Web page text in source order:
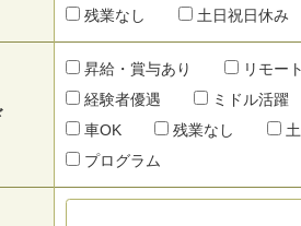
残業なし 土日祝日休み
昇給・賞与あり リモー
経験者優遇
ミドル活躍
車OK
残業なし 土
プログラム